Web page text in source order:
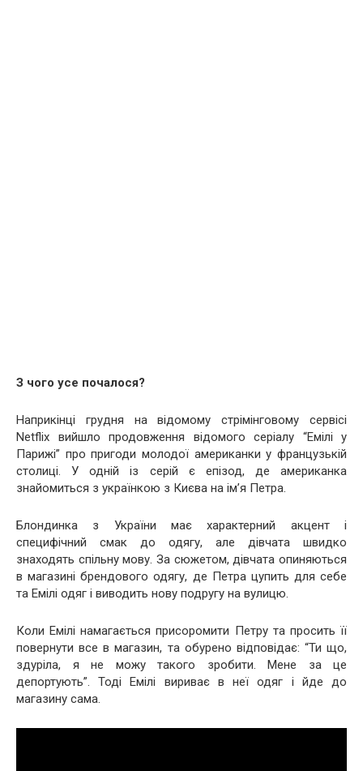
З чого усе почалося?
Наприкінці грудня на відомому стрімінговому сервісі
Netflix вийшло продовження відомого серіалу “Емілі у
Парижі” про пригоди молодої американки у французькій
столиці. У одній із серій є епізод, де американка
знайомиться з українкою з Києва на ім’я Петра.
Блондинка з України має характерний акцент і
специфічний смак до одягу, але дівчата швидко
знаходять спільну мову. За сюжетом, дівчата опиняються
в магазині брендового одягу, де Петра цупить для себе
та Емілі одяг і виводить нову подругу на вулицю.
Коли Емілі намагається присоромити Петру та просить її
повернути все в магазин, та обурено відповідає: “Ти що,
здуріла, я не можу такого зробити. Мене за це
депортують”. Тоді Емілі вириває в неї одяг і йде до
магазину сама.